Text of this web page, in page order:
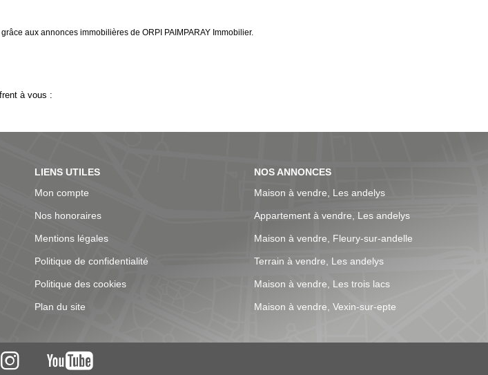
aux annonces immobilières de ORPI PAIMPARAY Immobilier.
à vous :
LIENS UTILES
Mon compte
Nos honoraires
Mentions légales
Politique de confidentialité
Politique des cookies
Plan du site
NOS ANNONCES
Maison à vendre, Les andelys
Appartement à vendre, Les andelys
Maison à vendre, Fleury-sur-andelle
Terrain à vendre, Les andelys
Maison à vendre, Les trois lacs
Maison à vendre, Vexin-sur-epte